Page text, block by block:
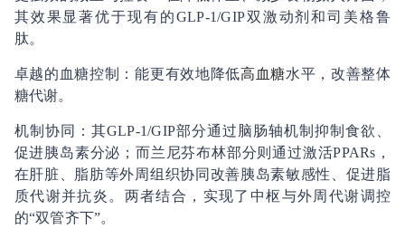
其效果显著优于现有的GLP-1/GIP双激动剂和司美格鲁
肽。
卓越的血糖控制：能更有效地降低高血糖水平，改善整体
糖代谢。
机制协同：其GLP-1/GIP部分通过脑肠轴机制抑制食欲、
促进胰岛素分泌；而兰尼芬布林部分则通过激活PPARs，
在肝脏、脂肪等外周组织协同改善胰岛素敏感性、促进脂
质代谢并抗炎。两者结合，实现了中枢与外周代谢调控
的“双管齐下”。